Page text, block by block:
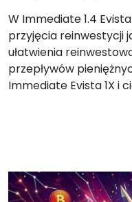
W Immediate 1.4
przyjęcia reinwestycji
ułatwienia
przepływów
Immediate Evista 1X i